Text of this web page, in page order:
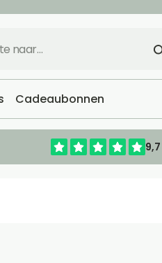
Cadeaubonnen